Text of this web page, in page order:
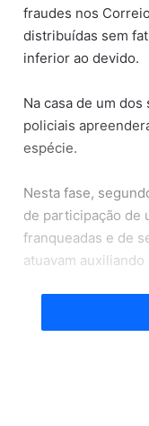
fraudes nos
distribuídas sem
inferior ao devido.
Na casa de um
policiais
espécie.
Nesta fase,
de participação de
franqueadas e de
atuavam
Equipes saíram da
Praça Mauá, no